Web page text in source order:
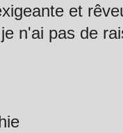
et
n'ai pas de